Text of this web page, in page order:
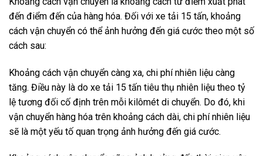
đến điểm đến của hàng hóa. Đối với xe tải 15 tấn, khoảng
cách vận chuyển có thể ảnh hưởng đến giá cước theo một số
cách sau:
Khoảng cách vận chuyển càng xa, chi phí nhiên liệu càng
tăng. Điều này là do xe tải 15 tấn tiêu thụ nhiên liệu theo tỷ
lệ tương đối cố định trên mỗi kilômét di chuyển. Do đó, khi
vận chuyển hàng hóa trên khoảng cách dài, chi phí nhiên liệu
sẽ là một yếu tố quan trọng ảnh hưởng đến giá cước.